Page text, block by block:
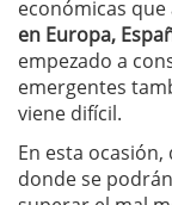
económicas
en Europa,
empezado a
emergentes
viene difícil.
En esta
donde se